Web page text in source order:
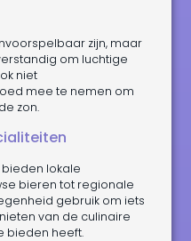
zijn, maar
om luchtige
niet
mee te nemen om
zon.
bieden lokale
bieren tot regionale
gebruik om iets
van de culinaire
bieden heeft.